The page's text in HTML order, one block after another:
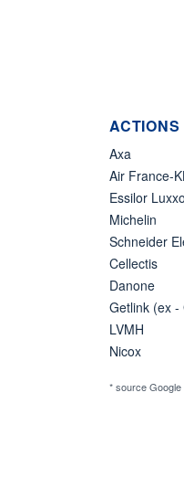
Axa
Air France-
Essilor
Michelin
Schneider
Cellectis
Danone
Getlink (ex -
LVMH
Nicox
* source Google